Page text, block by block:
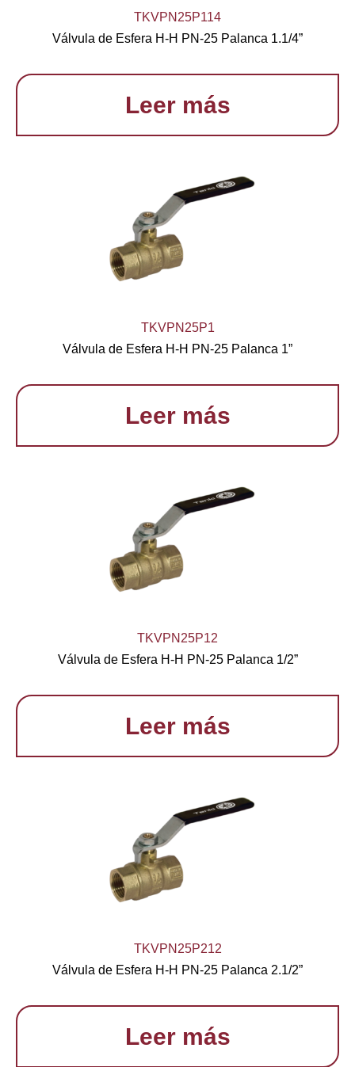
Válvula de Esfera H-H PN-25 Palanca 1.1/4”
TKVPN25P114
Leer más
Válvula de Esfera H-H PN-25 Palanca 1”
TKVPN25P1
Leer más
Válvula de Esfera H-H PN-25 Palanca 1/2”
TKVPN25P12
Leer más
Válvula de Esfera H-H PN-25 Palanca 2.1/2”
TKVPN25P212
Leer más